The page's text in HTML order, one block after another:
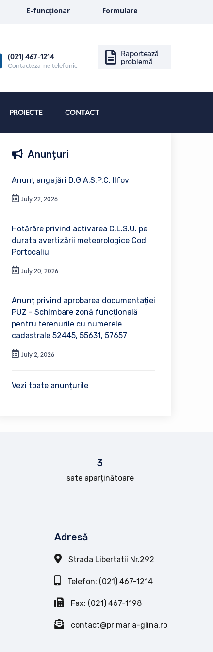
E-funcționar Formulare
(021) 467-1214
Contacteza-ne telefonic
Raportează
problemă
PROIECTE CONTACT
Anunțuri
Anunț angajări D.G.A.S.P.C. Ilfov
July 22, 2026
Hotărâre privind activarea C.L.S.U. pe
durata avertizării meteorologice Cod
Portocaliu
July 20, 2026
Anunț privind aprobarea documentației
PUZ - Schimbare zonă funcțională
pentru terenurile cu numerele
cadastrale 52445, 55631, 57657
July 2, 2026
Vezi toate anunțurile
3
sate aparținătoare
Adresă
Strada Libertatii Nr.292
Telefon: (021) 467-1214
Fax: (021) 467-1198
contact@primaria-glina.ro